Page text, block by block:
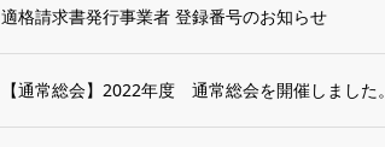
適格請求書発行事業者 登録番号のお知らせ
【通常総会】2022年度 通常総会を開催しました。